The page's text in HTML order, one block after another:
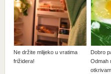
Ne držite mlijeko u vratima
frižidera!
Dobro
Odmah